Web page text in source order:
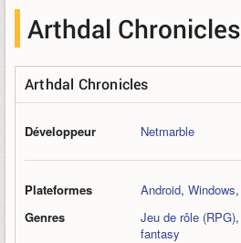
Arthdal Chronicles
Arthdal Chronicles
Développeur Netmarble
Plateformes Android, Windows,
Genres
Jeu de rôle (RPG),
fantasy